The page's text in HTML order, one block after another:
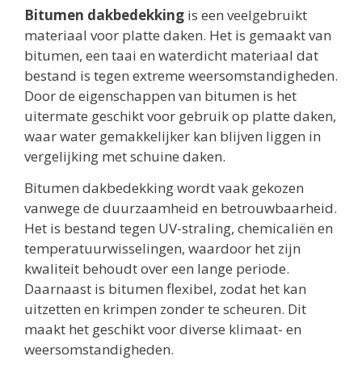
Bitumen dakbedekking is een veelgebruikt
materiaal voor platte daken. Het is gemaakt van
bitumen, een taai en waterdicht materiaal dat
bestand is tegen extreme weersomstandigheden.
Door de eigenschappen van bitumen is het
uitermate geschikt voor gebruik op platte daken,
waar water gemakkelijker kan blijven liggen in
vergelijking met schuine daken.
Bitumen dakbedekking wordt vaak gekozen
vanwege de duurzaamheid en betrouwbaarheid.
Het is bestand tegen UV-straling, chemicaliën en
temperatuurwisselingen, waardoor het zijn
kwaliteit behoudt over een lange periode.
Daarnaast is bitumen flexibel, zodat het kan
uitzetten en krimpen zonder te scheuren. Dit
maakt het geschikt voor diverse klimaat- en
weersomstandigheden.